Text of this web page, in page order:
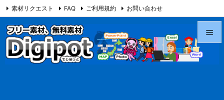

素材リクエスト FAQ ご利用規約 お問い合わせ
当サイト（Digipot.net）について